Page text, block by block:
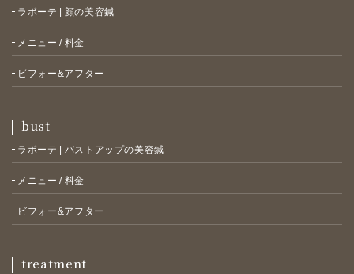
ラボーテ | 顔の美容鍼
メニュー / 料金
ビフォー&アフター
bust
ラボーテ | バストアップの美容鍼
メニュー / 料金
ビフォー&アフター
treatment